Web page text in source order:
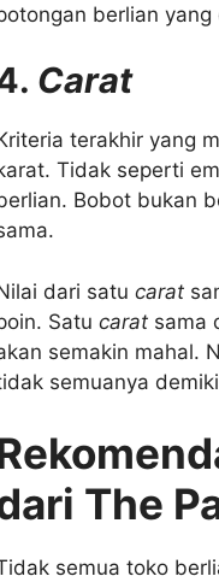
berlian
Carat
terakhir yang
Tidak seperti
Bobot bukan
dari satu carat
Satu carat sama
semakin mahal.
semuanya
The
semua toko